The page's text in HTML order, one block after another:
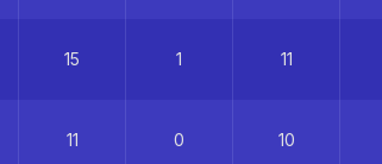
15 1 11
11 0 10